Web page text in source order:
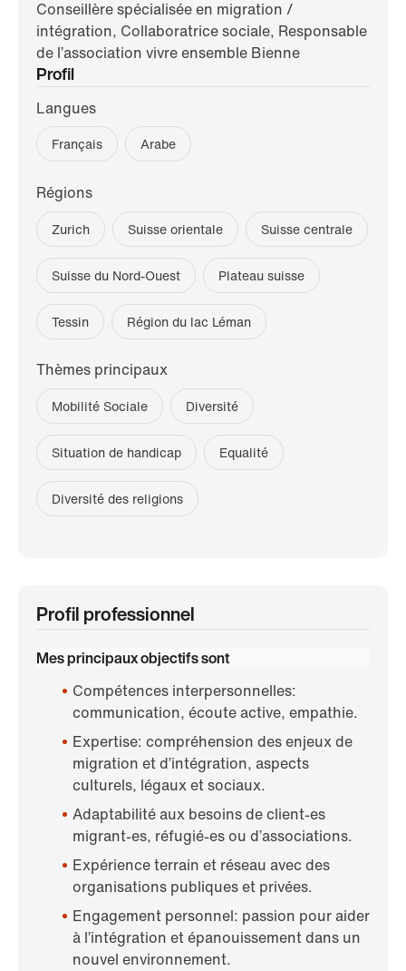
Conseillère spécialisée en migration /
intégration, Collaboratrice sociale, Responsable
de l’association vivre ensemble Bienne
Profil
Langues
Français Arabe
Régions
Zurich Suisse orientale Suisse centrale
Suisse du Nord-Ouest Plateau suisse
Tessin Région du lac Léman
Thèmes principaux
Mobilité Sociale Diversité
Situation de handicap Equalité
Diversité des religions
Profil professionnel
Mes principaux objectifs sont
Compétences interpersonnelles:
communication, écoute active, empathie.
Expertise: compréhension des enjeux de
migration et d’intégration, aspects
culturels, légaux et sociaux.
Adaptabilité aux besoins de client-es
migrant-es, réfugié-es ou d’associations.
Expérience terrain et réseau avec des
organisations publiques et privées.
Engagement personnel: passion pour aider
à l’intégration et épanouissement dans un
nouvel environnement.